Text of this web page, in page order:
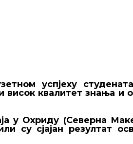
успјеху
висок квалитет знања и
у Охриду (Северна
су сјајан резултат